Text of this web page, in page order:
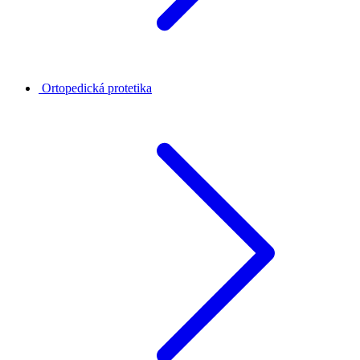
Ortopedická protetika